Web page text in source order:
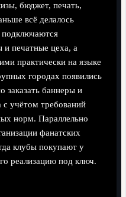
бюджет, печать,
всё делалось
подключаются
и печатные цеха, а
практически на языке
городах появились
заказать баннеры и
с учётом требований
норм. Параллельно
фанатских
клубы покупают у
реализацию под ключ.